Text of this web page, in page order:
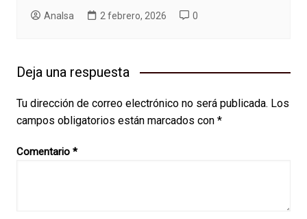
AnaIsa 2 febrero, 2026 0
Deja una respuesta
Tu dirección de correo electrónico no será publicada. Los
campos obligatorios están marcados con *
Comentario *